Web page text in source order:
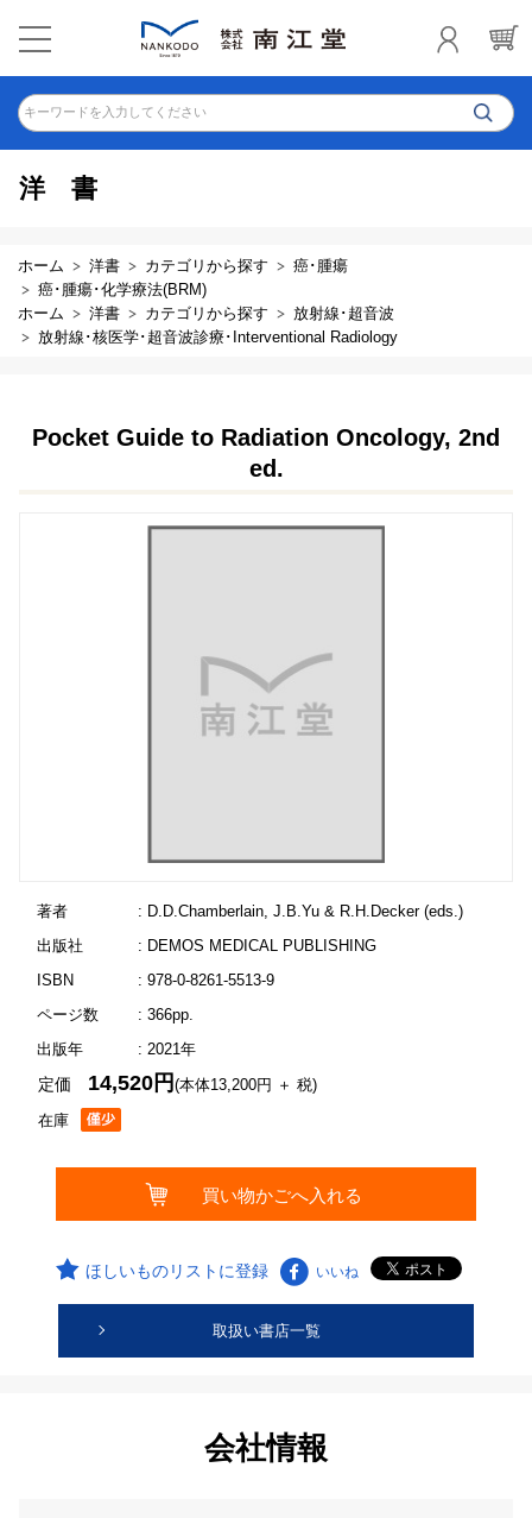
キーワードを入力してください
洋書
ホーム 洋書 カテゴリから探す
癌･腫瘍
癌･腫瘍･化学療法(BRM)
ホーム
洋書 カテゴリから探す
放射線･超音波
放射線･核医学･超音波診療･Interventional Radiology
Pocket Guide to Radiation Oncology, 2nd
ed.
著者
: D.D.Chamberlain, J.B.Yu & R.H.Decker (eds.)
出版社
: DEMOS MEDICAL PUBLISHING
ISBN
: 978-0-8261-5513-9
ページ数
: 366pp.
出版年
: 2021年
在庫
定価 14,520円(本体13,200円 ＋ 税)
ほしいものリストに登録 いいね
取扱い書店一覧
会社情報